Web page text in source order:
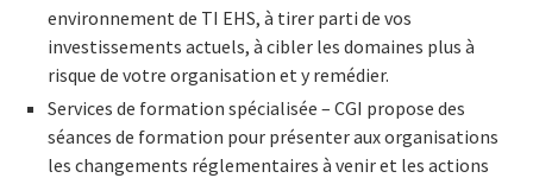
environnement de TI EHS, à tirer parti de vos
investissements actuels, à cibler les domaines plus à
risque de votre organisation et y remédier.
Services de formation spécialisée – CGI propose des
séances de formation pour présenter aux organisations
les changements réglementaires à venir et les actions